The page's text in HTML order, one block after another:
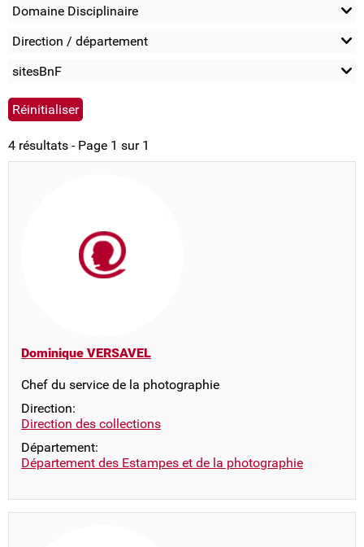
Domaine Disciplinaire
Direction / département
sitesBnF
4 résultats - Page 1 sur 1
Dominique VERSAVEL
Chef du service de la photographie
Direction:
Direction des collections
Département:
Département des Estampes et de la photographie